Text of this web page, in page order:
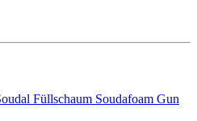
Füllschaum Soudafoam Gun